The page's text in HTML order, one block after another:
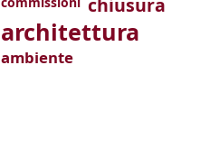
architettura
ambiente